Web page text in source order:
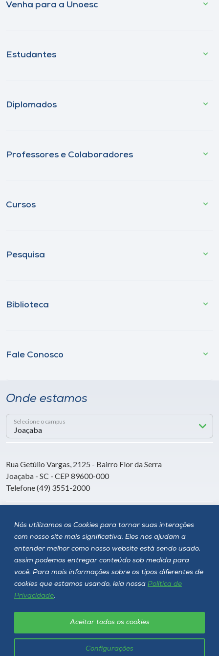
Nós utilizamos os Cookies para tornar suas interações
com nosso site mais significativa. Eles nos ajudam a
entender melhor como nosso website está sendo usado,
assim podemos entregar conteúdo sob medida para
você. Para mais informações sobre os tipos diferentes de
cookies que estamos usando, leia nossa Política de
Privacidade.
Configurações
Aceitar todos os cookies
Venha para a Unoesc
Estudantes
Diplomados
Professores e Colaboradores
Cursos
Pesquisa
Biblioteca
Fale Conosco
Onde estamos
Selecione o campus
Rua Getúlio Vargas, 2125 - Bairro Flor da Serra
Joaçaba - SC - CEP 89600-000
Telefone (49) 3551-2000
Siga a Unoesc
Unoesc © 2026 - Todos os direitos reservados
Política de privacidade LGPD